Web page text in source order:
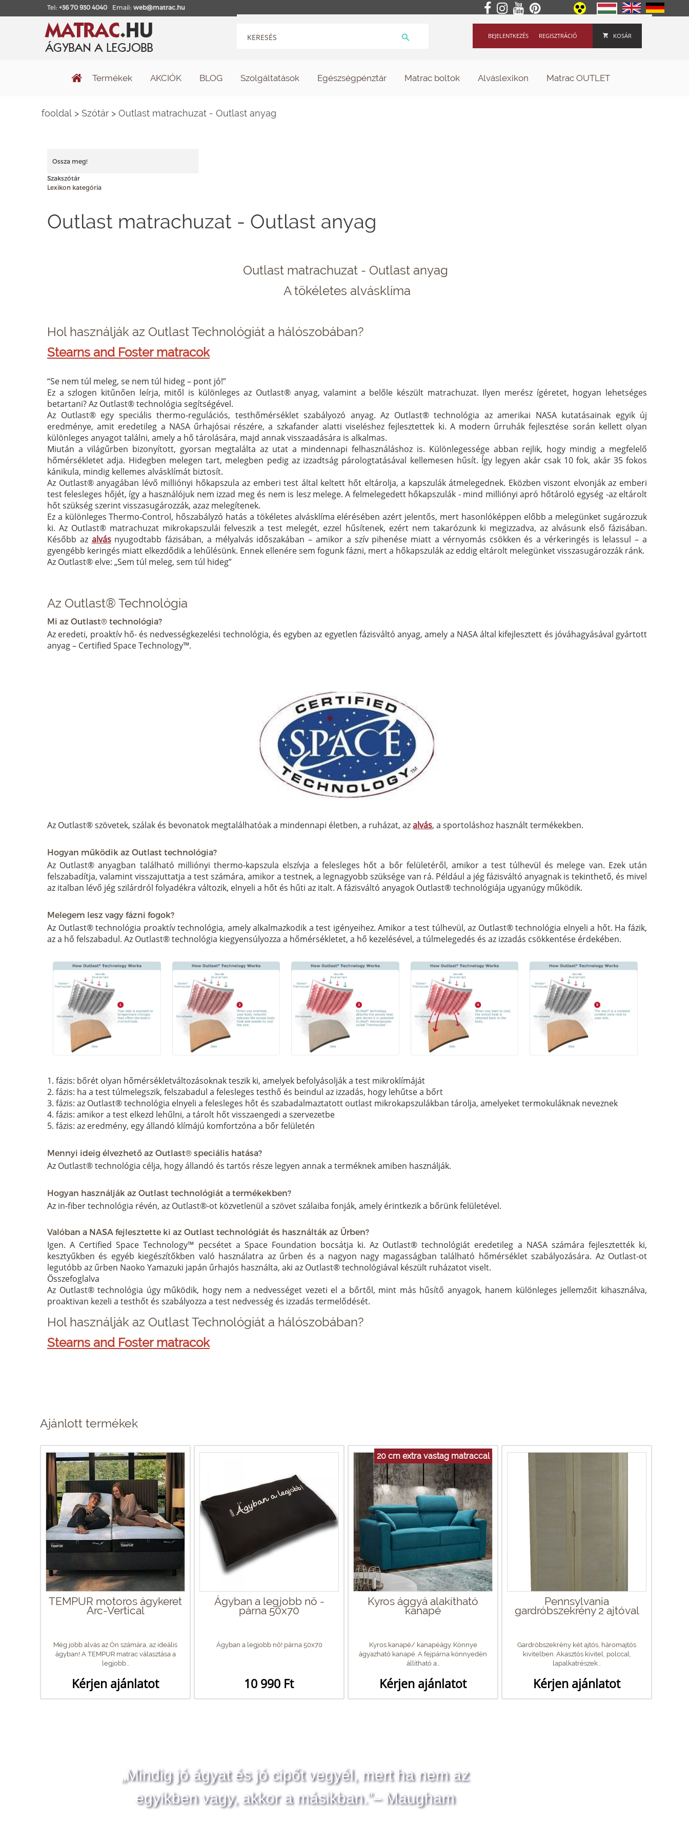
Tel: +36 70 930 4040 Email: web@matrac.hu
KOSÁR
REGISZTRÁCIÓ
BEJELENTKEZÉS
Termékek AKCIÓK BLOG Szolgáltatások Egészségpénztár Matrac boltok Alváslexikon Matrac OUTLET
fooldal > Szótár > Outlast matrachuzat - Outlast anyag
Ossza meg!
Szakszótár
Lexikon kategória
Outlast matrachuzat - Outlast anyag
Outlast matrachuzat - Outlast anyag
A tökéletes alvásklíma
Hol használják az Outlast Technológiát a hálószobában?
Stearns and Foster matracok
“Se nem túl meleg, se nem túl hideg – pont jó!”
Ez a szlogen kitűnően leírja, mitől is különleges az Outlast® anyag, valamint a belőle készült matrachuzat. Ilyen merész ígéretet, hogyan lehetséges
betartani? Az Outlast® technológia segítségével.
Az Outlast® egy speciális thermo-regulációs, testhőmérséklet szabályozó anyag. Az Outlast® technológia az amerikai NASA kutatásainak egyik új
eredménye, amit eredetileg a NASA űrhajósai részére, a szkafander alatti viseléshez fejlesztettek ki. A modern űrruhák fejlesztése során kellett olyan
különleges anyagot találni, amely a hő tárolására, majd annak visszaadására is alkalmas.
Miután a világűrben bizonyított, gyorsan megtalálta az utat a mindennapi felhasználáshoz is. Különlegessége abban rejlik, hogy mindig a megfelelő
hőmérsékletet adja. Hidegben melegen tart, melegben pedig az izzadtság párologtatásával kellemesen hűsít. Így legyen akár csak 10 fok, akár 35 fokos
kánikula, mindig kellemes alvásklímát biztosít.
Az Outlast® anyagában lévő milliónyi hőkapszula az emberi test által keltett hőt eltárolja, a kapszulák átmelegednek. Eközben viszont elvonják az emberi
test felesleges hőjét, így a használójuk nem izzad meg és nem is lesz melege. A felmelegedett hőkapszulák - mind milliónyi apró hőtároló egység -az eltárolt
hőt szükség szerint visszasugározzák, azaz melegítenek.
Ez a különleges Thermo-Control, hőszabályzó hatás a tökéletes alvásklíma elérésében azért jelentős, mert hasonlóképpen előbb a melegünket sugározzuk
ki. Az Outlast® matrachuzat mikrokapszulái felveszik a test melegét, ezzel hűsítenek, ezért nem takarózunk ki megizzadva, az alvásunk első fázisában.
Később az alvásnyugodtabb fázisában, a mélyalvás időszakában – amikor a szív pihenése miatt a vérnyomás csökken és a vérkeringés is lelassul – a
gyengébb keringés miatt elkezdődik a lehűlésünk. Ennek ellenére sem fogunk fázni, mert a hőkapszulák az eddig eltárolt melegünket visszasugározzák ránk.
Az Outlast® elve: „Sem túl meleg, sem túl hideg”
Az Outlast® Technológia
Mi az Outlast® technológia?
Az eredeti, proaktív hő- és nedvességkezelési technológia, és egyben az egyetlen fázisváltó anyag, amely a NASA által kifejlesztett és jóváhagyásával gyártott
anyag – Certified Space Technology™.
Az Outlast® szövetek, szálak és bevonatok megtalálhatóak a mindennapi életben, a ruházat, azalvás, a sportoláshoz használt termékekben.
Hogyan működik az Outlast technológia?
Az Outlast® anyagban található milliónyi thermo-kapszula elszívja a felesleges hőt a bőr felületéről, amikor a test túlhevül és melege van. Ezek után
felszabadítja, valamint visszajuttatja a test számára, amikor a testnek, a legnagyobb szüksége van rá. Például a jég fázisváltó anyagnak is tekinthető, és mivel
az italban lévő jég szilárdról folyadékra változik, elnyeli a hőt és hűti az italt. A fázisváltó anyagok Outlast® technológiája ugyanúgy működik.
Melegem lesz vagy fázni fogok?
Az Outlast® technológia proaktív technológia, amely alkalmazkodik a test igényeihez. Amikor a test túlhevül, az Outlast® technológia elnyeli a hőt. Ha fázik,
az a hő felszabadul. Az Outlast® technológia kiegyensúlyozza a hőmérsékletet, a hő kezelésével, a túlmelegedés és az izzadás csökkentése érdekében.
1. fázis: bőrét olyan hőmérsékletváltozásoknak teszik ki, amelyek befolyásolják a test mikroklímáját
2. fázis: ha a test túlmelegszik, felszabadul a felesleges testhő és beindul az izzadás, hogy lehűtse a bőrt
3. fázis: az Outlast® technológia elnyeli a felesleges hőt és szabadalmaztatott outlast mikrokapszulákban tárolja, amelyeket termokuláknak neveznek
4. fázis: amikor a test elkezd lehűlni, a tárolt hőt visszaengedi a szervezetbe
5. fázis: az eredmény, egy állandó klímájú komfortzóna a bőr felületén
Mennyi ideig élvezhető az Outlast® speciális hatása?
Az Outlast® technológia célja, hogy állandó és tartós része legyen annak a terméknek amiben használják.
Hogyan használják az Outlast technológiát a termékekben?
Az in-fiber technológia révén, az Outlast®-ot közvetlenül a szövet szálaiba fonják, amely érintkezik a bőrünk felületével.
Valóban a NASA fejlesztette ki az Outlast technológiát és használták az Űrben?
Igen. A Certified Space Technology™ pecsétet a Space Foundation bocsátja ki. Az Outlast® technológiát eredetileg a NASA számára fejlesztették ki,
kesztyűkben és egyéb kiegészítőkben való használatra az űrben és a nagyon nagy magasságban található hőmérséklet szabályozására. Az Outlast-ot
legutóbb az űrben Naoko Yamazuki japán űrhajós használta, aki az Outlast® technológiával készült ruházatot viselt.
Összefoglalva
Az Outlast® technológia úgy működik, hogy nem a nedvességet vezeti el a bőrtől, mint más hűsítő anyagok, hanem különleges jellemzőit kihasználva,
proaktivan kezeli a testhőt és szabályozza a test nedvesség és izzadás termelődését.
Hol használják az Outlast Technológiát a hálószobában?
Stearns and Foster matracok
Ajánlott termékek
TEMPUR motoros ágykeret
Arc-Vertical
Még jobb alvás az Ön számára, az ideális
ágyban! A TEMPUR matrac választása a
legjobb...
Kérjen ajánlatot
Ágyban a legjobb nő -
párna 50x70
Ágyban a legjobb nő! párna 50x70
10 990 Ft
20 cm extra vastag matraccal
Kyros ággyá alakítható
kanapé
Kyros kanapé/ kanapéágy. Könnye
ágyazható kanapé. A fejpárna könnyedén
állítható a...
Kérjen ajánlatot
Pennsylvania
gardróbszekrény 2 ajtóval
Gardróbszekrény két ajtós, háromajtós
kivitelben. Akasztós kivitel, polccal,
lapalkatrészek...
Kérjen ajánlatot
„Mindig jó ágyat és jó cipőt vegyél, mert ha nem az
egyikben vagy, akkor a másikban.”– Maugham